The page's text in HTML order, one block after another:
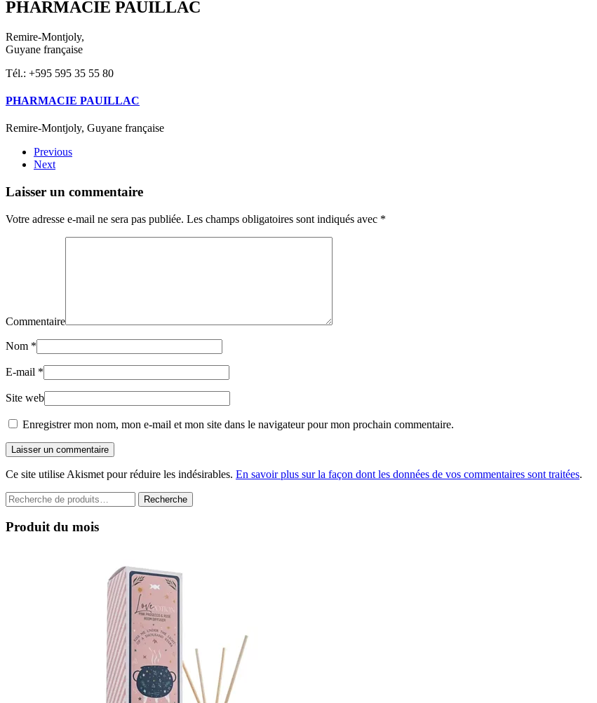
PHARMACIE PAUILLAC
Remire-Montjoly,
Guyane française
Tél.: +595 595 35 55 80
PHARMACIE PAUILLAC
Remire-Montjoly, Guyane française
Previous
Next
Laisser un commentaire
Votre adresse e-mail ne sera pas publiée. Les champs obligatoires sont indiqués avec *
Commentaire
Nom *
E-mail *
Site web
Enregistrer mon nom, mon e-mail et mon site dans le navigateur pour mon prochain commentaire.
Laisser un commentaire
Ce site utilise Akismet pour réduire les indésirables. En savoir plus sur la façon dont les données de vos commentaires sont traitées.
Recherche
pour :
Recherche
Produit du mois